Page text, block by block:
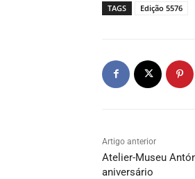
TAGS Edição 5576
Artigo anterior
Atelier-Museu
aniversário